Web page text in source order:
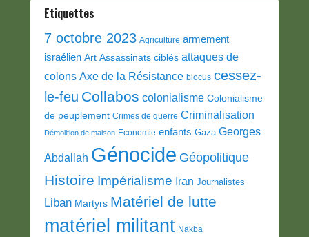
Etiquettes
7 octobre 2023 Agriculture armement
israélien Art Assassinats ciblés attaques de
colons Axe de la Résistance blocus cessez-
le-feu Collabos colonialisme Colonialisme
de peuplement Crimes de guerre Criminalisation
Démolition de maison Economie enfants Gaza Georges
Abdallah Génocide Géopolitique
Histoire Impérialisme Iran Journalistes
Liban Martyrs Matériel de lutte
matériel militant Nakba